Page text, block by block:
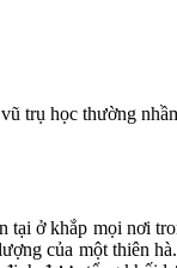
trụ học thường
tại ở khắp mọi nơi
của một thiên